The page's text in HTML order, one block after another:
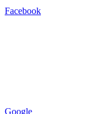
Facebook
Google